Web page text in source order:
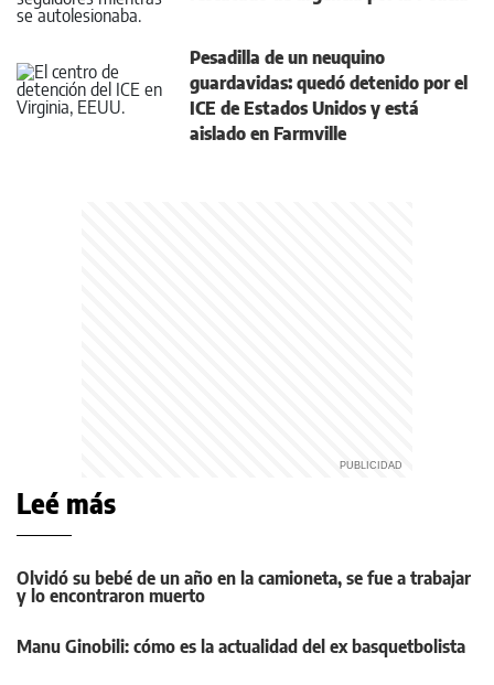
Pesadilla de un neuquino
guardavidas: quedó detenido por el
ICE de Estados Unidos y está
aislado en Farmville
Leé más
Olvidó su bebé de un año en la camioneta, se fue a trabajar
y lo encontraron muerto
Manu Ginobili: cómo es la actualidad del ex basquetbolista